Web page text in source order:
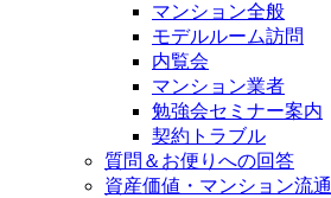
マンション全般
モデルルーム訪問
内覧会
マンション業者
勉強会セミナー案内
契約トラブル
質問＆お便りへの回答
資産価値・マンション流通